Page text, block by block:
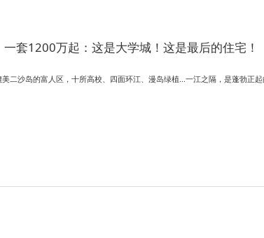
一套1200万起：这是大学城！这是最后的住宅！
二沙岛的富人区，十所高校、四面环江、漫岛绿植...一江之隔，是蓬勃正